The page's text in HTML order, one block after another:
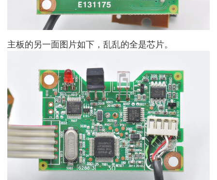
主板的另一面图片如下，乱乱的全是芯片。